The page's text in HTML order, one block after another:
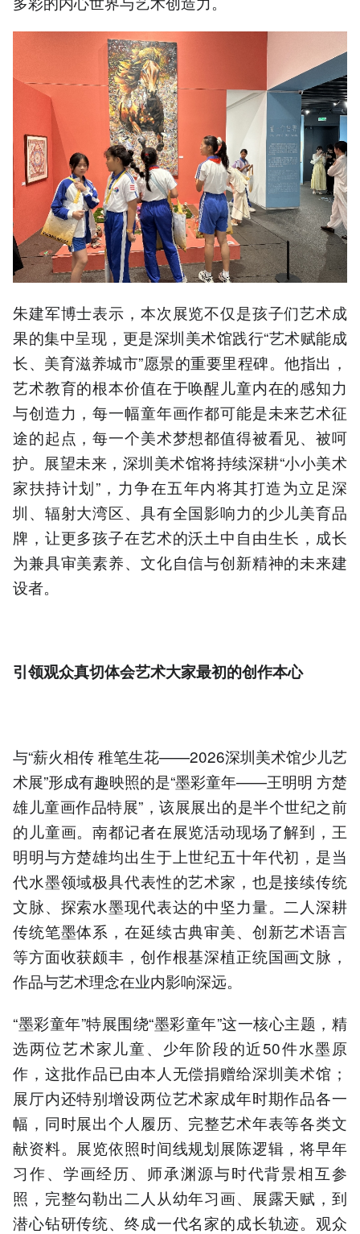
朱建军博士表示，本次展览不仅是孩子们艺术成
果的集中呈现，更是深圳美术馆践行“艺术赋能成
长、美育滋养城市”愿景的重要里程碑。他指出，
艺术教育的根本价值在于唤醒儿童内在的感知力
与创造力，每一幅童年画作都可能是未来艺术征
途的起点，每一个美术梦想都值得被看见、被呵
护。展望未来，深圳美术馆将持续深耕“小小美术
家扶持计划”，力争在五年内将其打造为立足深
圳、辐射大湾区、具有全国影响力的少儿美育品
牌，让更多孩子在艺术的沃土中自由生长，成长
为兼具审美素养、文化自信与创新精神的未来建
设者。
引领观众真切体会艺术大家最初的创作本心
与“薪火相传 稚笔生花——2026深圳美术馆少儿艺
术展”形成有趣映照的是“墨彩童年——王明明 方楚
雄儿童画作品特展”，该展展出的是半个世纪之前
的儿童画。南都记者在展览活动现场了解到，王
明明与方楚雄均出生于上世纪五十年代初，是当
代水墨领域极具代表性的艺术家，也是接续传统
文脉、探索水墨现代表达的中坚力量。二人深耕
传统笔墨体系，在延续古典审美、创新艺术语言
等方面收获颇丰，创作根基深植正统国画文脉，
作品与艺术理念在业内影响深远。
“墨彩童年”特展围绕“墨彩童年”这一核心主题，精
选两位艺术家儿童、少年阶段的近50件水墨原
作，这批作品已由本人无偿捐赠给深圳美术馆；
展厅内还特别增设两位艺术家成年时期作品各一
幅，同时展出个人履历、完整艺术年表等各类文
献资料。展览依照时间线规划展陈逻辑，将早年
习作、学画经历、师承渊源与时代背景相互参
照，完整勾勒出二人从幼年习画、展露天赋，到
潜心钻研传统、终成一代名家的成长轨迹。观众